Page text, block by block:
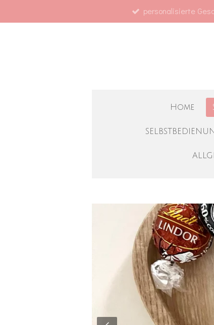
Hauptinhalt
personalisierte
Home